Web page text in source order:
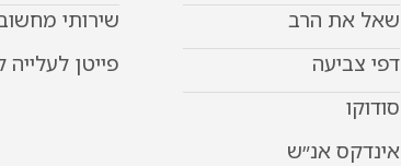
שאל את הרב
דפי צביעה
סודוקו
אינדקס אנ״ש
שירותי
פייטן לעלייה